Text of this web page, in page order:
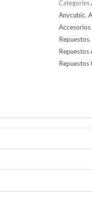
Categories
Anycubic,
Accesorios
Repuestos,
Repuestos
Repuestos